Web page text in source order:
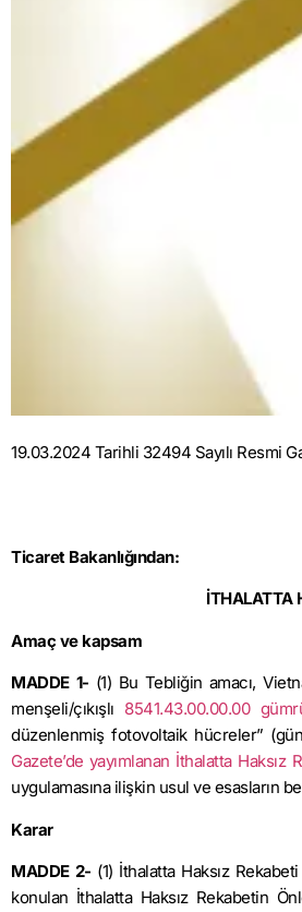
19.03.2024 Tarihli 32494 Sayılı Resmi
Ticaret Bakanlığından:
İTHALATTA
Amaç ve kapsam
MADDE 1- (1) Bu Tebliğin amacı,
menşeli/çıkışlı 8541.43.00.00.00
düzenlenmişfotovoltaikhücreler”
Gazete’de yayımlanan İthalatta
uygulamasına ilişkin usul ve esasların
Karar
MADDE 2- (1) İthalatta Haksız
konulan İthalatta Haksız Rekabetin